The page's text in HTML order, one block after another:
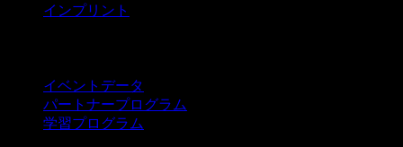
インプリント
イベントデータ
パートナープログラム
学習プログラム